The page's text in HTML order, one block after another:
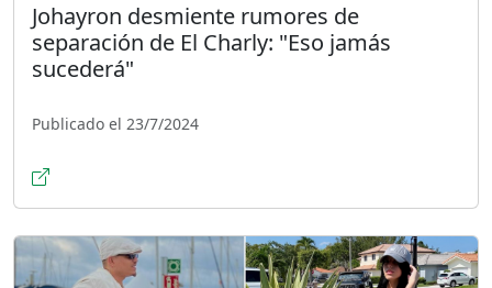
Johayron desmiente rumores de
separación de El Charly: "Eso jamás
sucederá"
Publicado el 23/7/2024